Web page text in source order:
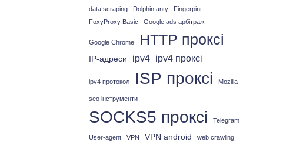
data scraping Dolphin anty
Fingerpint
FoxyProxy Basic
Google ads арбітраж
Google Chrome HTTP проксі
IP-адреси ipv4 ipv4 проксі
ipv4 протокол ISP проксі Mozilla
seo інструменти
SOCKS5 проксі Telegram
User-agent VPN VPN android web crawling